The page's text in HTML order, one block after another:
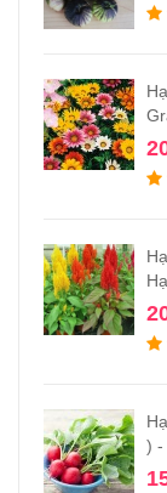
) -